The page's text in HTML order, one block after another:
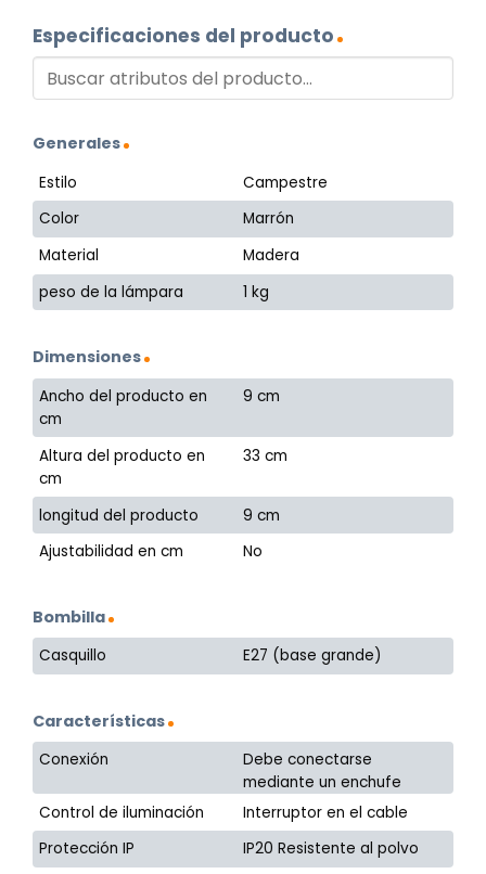
Especificaciones del producto
Generales
Estilo
Campestre
Color
Marrón
Material
Madera
peso de la lámpara
1 kg
Dimensiones
Ancho del producto en
cm
9 cm
Altura del producto en
cm
33 cm
longitud del producto
9 cm
Ajustabilidad en cm
No
Bombilla
Casquillo E27 (base grande)
Características
Conexión
Debe conectarse
mediante un enchufe
Control de iluminación
Interruptor en el cable
Protección IP
IP20 Resistente al polvo